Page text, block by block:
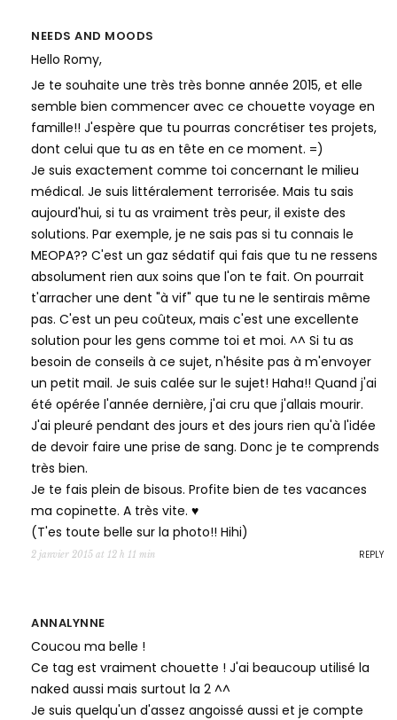
NEEDS AND MOODS
Hello Romy,
Je te souhaite une très très bonne année 2015, et elle
semble bien commencer avec ce chouette voyage en
famille!! J'espère que tu pourras concrétiser tes projets,
dont celui que tu as en tête en ce moment. =)
Je suis exactement comme toi concernant le milieu
médical. Je suis littéralement terrorisée. Mais tu sais
aujourd'hui, si tu as vraiment très peur, il existe des
solutions. Par exemple, je ne sais pas si tu connais le
MEOPA?? C'est un gaz sédatif qui fais que tu ne ressens
absolument rien aux soins que l'on te fait. On pourrait
t'arracher une dent "à vif" que tu ne le sentirais même
pas. C'est un peu coûteux, mais c'est une excellente
solution pour les gens comme toi et moi. ^^ Si tu as
besoin de conseils à ce sujet, n'hésite pas à m'envoyer
un petit mail. Je suis calée sur le sujet! Haha!! Quand j'ai
été opérée l'année dernière, j'ai cru que j'allais mourir.
J'ai pleuré pendant des jours et des jours rien qu'à l'idée
de devoir faire une prise de sang. Donc je te comprends
très bien.
Je te fais plein de bisous. Profite bien de tes vacances
ma copinette. A très vite. ♥
(T'es toute belle sur la photo!! Hihi)
2 janvier 2015 at 12 h 11 min REPLY
ANNALYNNE
Coucou ma belle !
Ce tag est vraiment chouette ! J'ai beaucoup utilisé la
naked aussi mais surtout la 2 ^^
Je suis quelqu'un d'assez angoissé aussi et je compte